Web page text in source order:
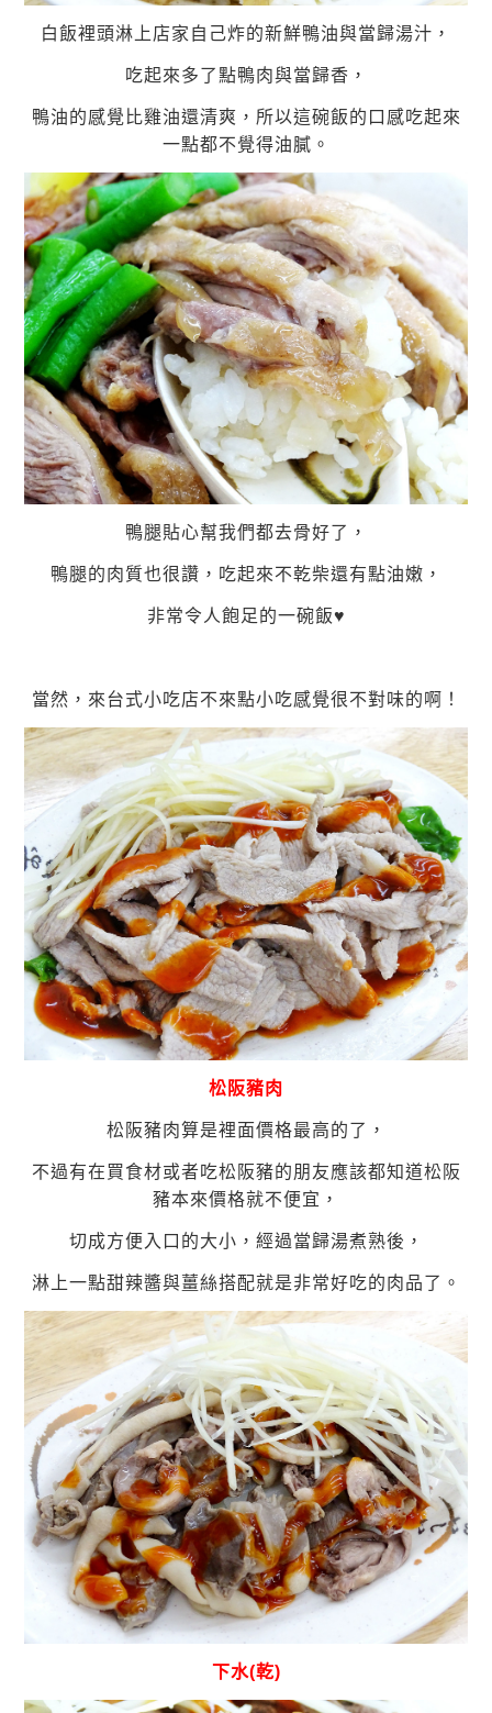
白飯裡頭淋上店家自己炸的新鮮鴨油與當歸湯汁，
吃起來多了點鴨肉與當歸香，
鴨油的感覺比雞油還清爽，所以這碗飯的口感吃起來
一點都不覺得油膩。
鴨腿貼心幫我們都去骨好了，
鴨腿的肉質也很讚，吃起來不乾柴還有點油嫩，
非常令人飽足的一碗飯♥
當然，來台式小吃店不來點小吃感覺很不對味的啊！
松阪豬肉
松阪豬肉算是裡面價格最高的了，
不過有在買食材或者吃松阪豬的朋友應該都知道松阪
豬本來價格就不便宜，
切成方便入口的大小，經過當歸湯煮熟後，
淋上一點甜辣醬與薑絲搭配就是非常好吃的肉品了。
下水(乾)